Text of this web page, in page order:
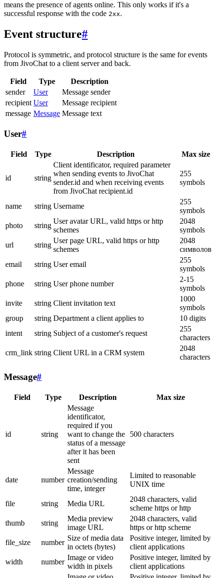
means the presence of agents online. This only works if it's a
successful response with the code 2xx.
Event structure#
Protocol is symmetric, and protocol structure is the same for events
from JivoChat to a client server and back.
Field Type
Description
sender
User
Message sender
recipient User
Message recipient
message Message Message text
User#
Field Type Description Max size
id string
Client identificator, required parameter
when sending events to JivoChat
sender.id and when receiving events
from JivoChat recipient.id
255
symbols
name string Username
255
symbols
photo
string
User avatar URL, valid https or http
schemes
2048
symbols
url
string
User page URL, valid https or http
schemes
2048
символов
email
string User email
255
symbols
phone
string User phone number
2-15
symbols
invite
string Client invitation text
1000
symbols
group
string Department a client applies to
10 digits
intent
string Subject of a customer's request
255
characters
crm_link string Client URL in a CRM system
2048
characters
Message#
Field Type Description Max size
id string
Message
identificator,
required if you
want to change the
status of a message
after it has been
sent
500 characters
date number
Message
creation/sending
time, integer
Limited to reasonable
UNIX time
file string Media URL
2048 characters, valid
scheme https or http
thumb
string
Media preview
image URL
2048 characters, valid
https or http scheme
file_size
number
Size of media data
in octets (bytes)
Positive integer, limited by
client applications
width
number
Image or video
width in pixels
Positive integer, limited by
client applications